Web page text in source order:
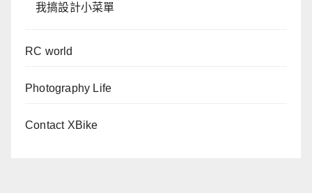
我搞設計小菜單
RC world
Photography Life
Contact XBike